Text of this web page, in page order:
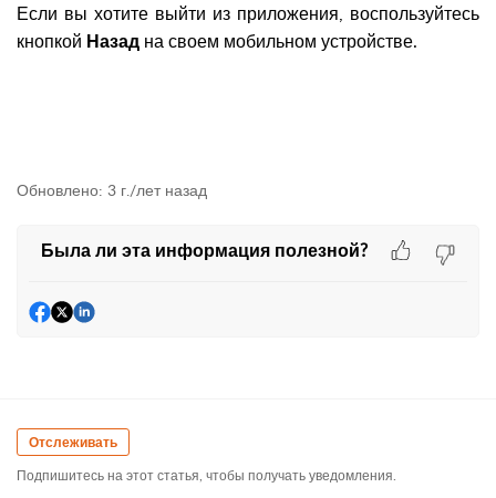
Если вы хотите выйти из приложения, воспользуйтесь
кнопкой Назад на своем мобильном устройстве.
Обновлено: 3 г./лет назад
Была ли эта информация полезной?
Отслеживать
Подпишитесь на этот статья, чтобы получать уведомления.